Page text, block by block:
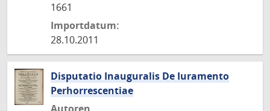
1661
Importdatum:
28.10.2011
Disputatio Inauguralis De Iuramento
Perhorrescentiae